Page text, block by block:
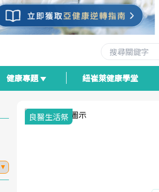
健康專題 紐崔萊健康學堂
良醫生活祭